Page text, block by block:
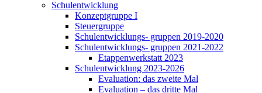
Schulentwicklung
Konzeptgruppe I
Steuergruppe
Schulentwicklungs- gruppen 2019-2020
Schulentwicklungs- gruppen 2021-2022
Etappenwerkstatt 2023
Schulentwicklung 2023-2026
Evaluation: das zweite Mal
Evaluation – das dritte Mal